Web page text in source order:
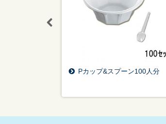
Pカップ&スプーン100人分